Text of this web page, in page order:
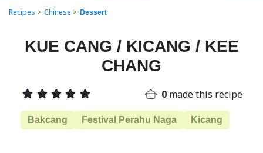
Recipes > Chinese > Dessert
KUE CANG / KICANG / KEE
CHANG
0 made this recipe
Bakcang Festival Perahu Naga Kicang